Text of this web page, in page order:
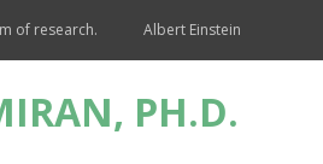
of research. Albert Einstein
PH.D.